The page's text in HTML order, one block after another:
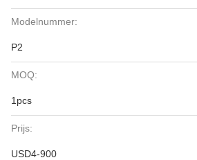
Modelnummer:
P2
MOQ:
1pcs
Prijs:
USD4-900